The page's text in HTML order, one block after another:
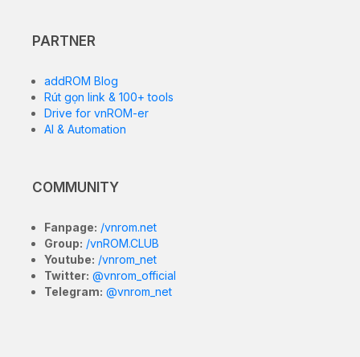
PARTNER
addROM Blog
Rút gọn link & 100+ tools
Drive for vnROM-er
AI & Automation
COMMUNITY
Fanpage: /vnrom.net
Group: /vnROM.CLUB
Youtube: /vnrom_net
Twitter: @vnrom_official
Telegram: @vnrom_net